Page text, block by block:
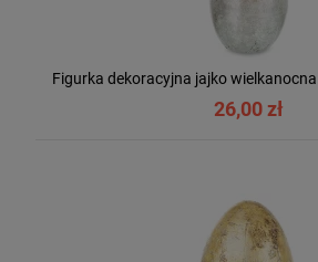
Figurka dekoracyjna jajko
26,00 zł